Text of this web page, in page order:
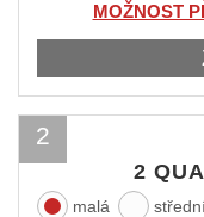
MOŽNOST
2
malá
2